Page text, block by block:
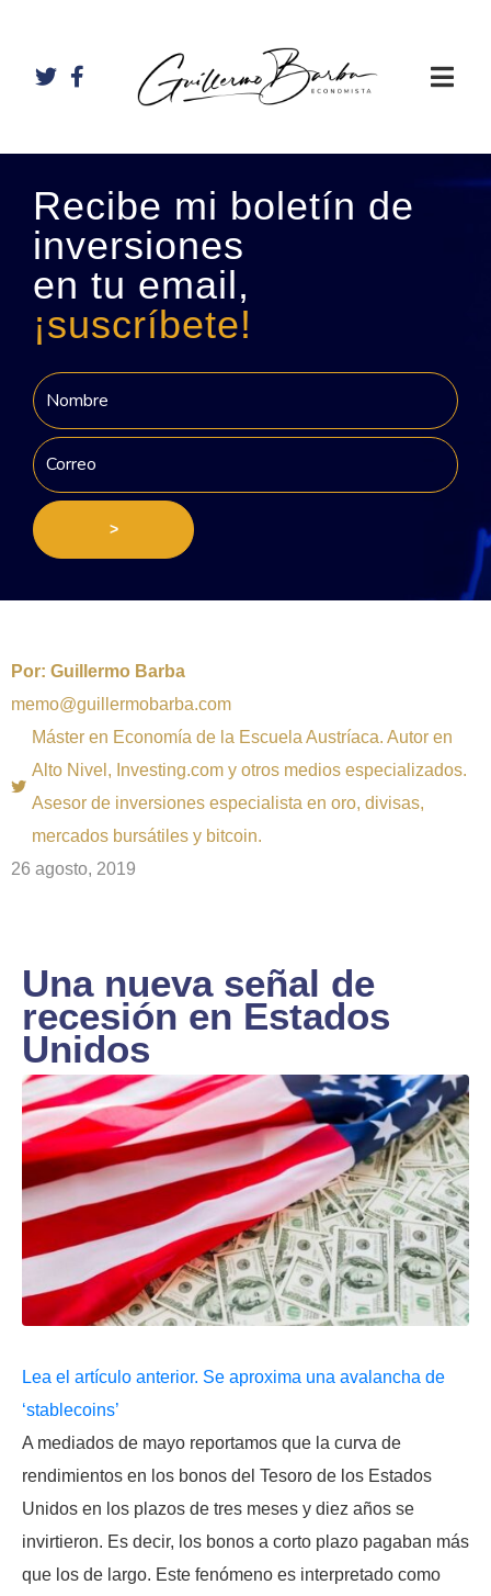
Recibe mi boletín de
inversiones
en tu email,
¡suscríbete!
>
Por: Guillermo Barba
memo@guillermobarba.com
Máster en Economía de la Escuela Austríaca. Autor en
Alto Nivel, Investing.com y otros medios especializados.
Asesor de inversiones especialista en oro, divisas,
mercados bursátiles y bitcoin.
26 agosto, 2019
Una nueva señal de
recesión en Estados
Unidos
Lea el artículo anterior. Se aproxima una avalancha de
‘stablecoins’
A mediados de mayo reportamos que la curva de
rendimientos en los bonos del Tesoro de los Estados
Unidos en los plazos de tres meses y diez años se
invirtieron. Es decir, los bonos a corto plazo pagaban más
que los de largo. Este fenómeno es interpretado como